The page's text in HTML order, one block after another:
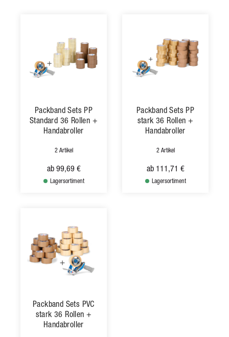
Packband Sets PP
Standard 36 Rollen +
Handabroller
2 Artikel
ab 99,69 €
Lagersortiment
Packband Sets PP
stark 36 Rollen +
Handabroller
2 Artikel
ab 111,71 €
Lagersortiment
Packband Sets PVC
stark 36 Rollen +
Handabroller